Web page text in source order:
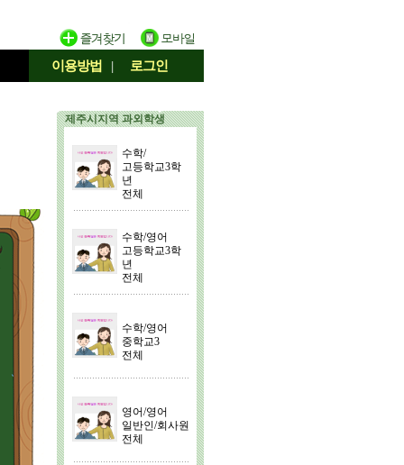
이용방법 | 로그인
제주시지역 과외학생
수학/
고등학교3학
년
전체
수학/영어
고등학교3학
년
전체
수학/영어
중학교3
전체
영어/영어
일반인/회사원
전체